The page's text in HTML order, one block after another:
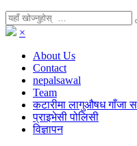
×
About Us
Contact
nepalsawal
Team
कटारीमा लागुऔषध गाँजा
प्राइभेसी पोलिसी
विज्ञापन